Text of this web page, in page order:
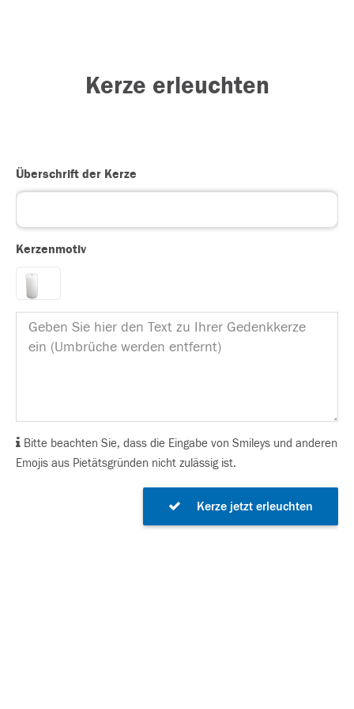
Kerze erleuchten
Überschrift der Kerze
Kerzenmotiv
Bitte beachten Sie, dass die Eingabe von Smileys und anderen
Emojis aus Pietätsgründen nicht zulässig ist.
Kerze jetzt erleuchten